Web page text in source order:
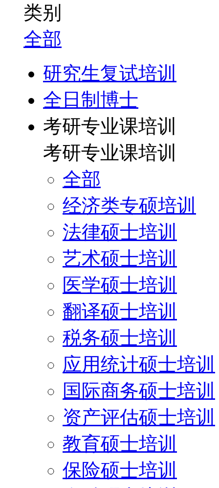
类别
全部
研究生复试培训
全日制博士
考研专业课培训
考研专业课培训
全部
经济类专硕培训
法律硕士培训
艺术硕士培训
医学硕士培训
翻译硕士培训
税务硕士培训
应用统计硕士培训
国际商务硕士培训
资产评估硕士培训
教育硕士培训
保险硕士培训